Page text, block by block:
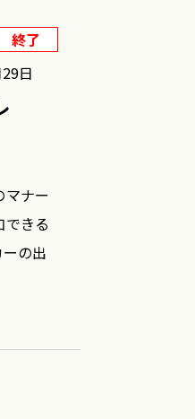
終了
日
マナー
できる
の出